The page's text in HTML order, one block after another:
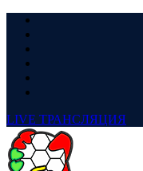
LIVE ТРАНСЛЯЦИЯ